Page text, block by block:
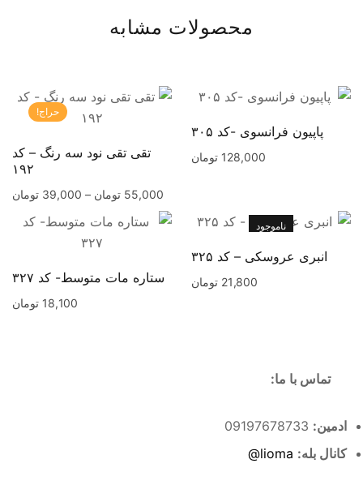
محصولات مشابه
پاپیون فرانسوی -کد ۳۰۵
128,000 تومان
حراج!
تقی تقی نود سه رنگ – کد
۱۹۲
55,000 تومان –
39,000 تومان
ناموجود
انبری عروسکی – کد ۳۲۵
21,800 تومان ستاره مات متوسط- کد ۳۲۷
18,100 تومان
تماس با ما:
ادمین:
کانال بله: lioma@